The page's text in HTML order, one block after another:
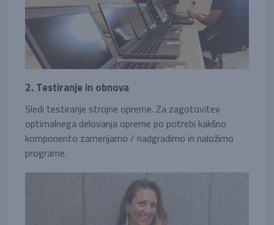
2. Testiranje in obnova
Sledi testiranje strojne opreme. Za zagotovitev
optimalnega delovanja opreme po potrebi kakšno
komponento zamenjamo / nadgradimo in naložimo
programe.